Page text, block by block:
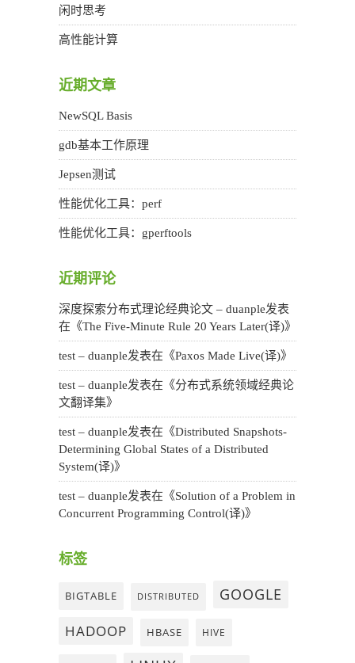
闲时思考
高性能计算
近期文章
NewSQL Basis
gdb基本工作原理
Jepsen测试
性能优化工具：perf
性能优化工具：gperftools
近期评论
深度探索分布式理论经典论文 – duanple发表
在《The Five-Minute Rule 20 Years Later(译)》
test – duanple发表在《Paxos Made Live(译)》
test – duanple发表在《分布式系统领域经典论
文翻译集》
test – duanple发表在《Distributed Snapshots-
Determining Global States of a Distributed
System(译)》
test – duanple发表在《Solution of a Problem in
Concurrent Programming Control(译)》
标签
BIGTABLE DISTRIBUTED GOOGLE
HADOOP HBASE HIVE